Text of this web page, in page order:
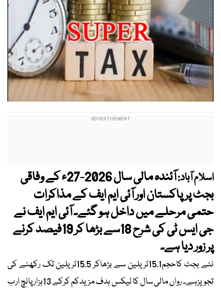
اسلام آباد:
آئندہ مالی سال 2026-27ء کے وفاقی
بجٹ پر پاکستان اور آئی ایم ایف کے مذاکرات
حتمی مرحلے میں داخل ہو گئے۔ آئی ایم ایف نے
جی ایس ٹی کی شرح 18سے بڑھا کر 19فیصد کرنے
پر زور دیا ہے۔
نئے بجٹ کاحجم15.1ٹریلین سے بڑھاکر 15.5ٹریلین تک رکھنے کی
تجویزہے۔ رواں مالی سال کا ٹیکس ہدف مزیدکم کرکے 13ہزار پانچ ارب